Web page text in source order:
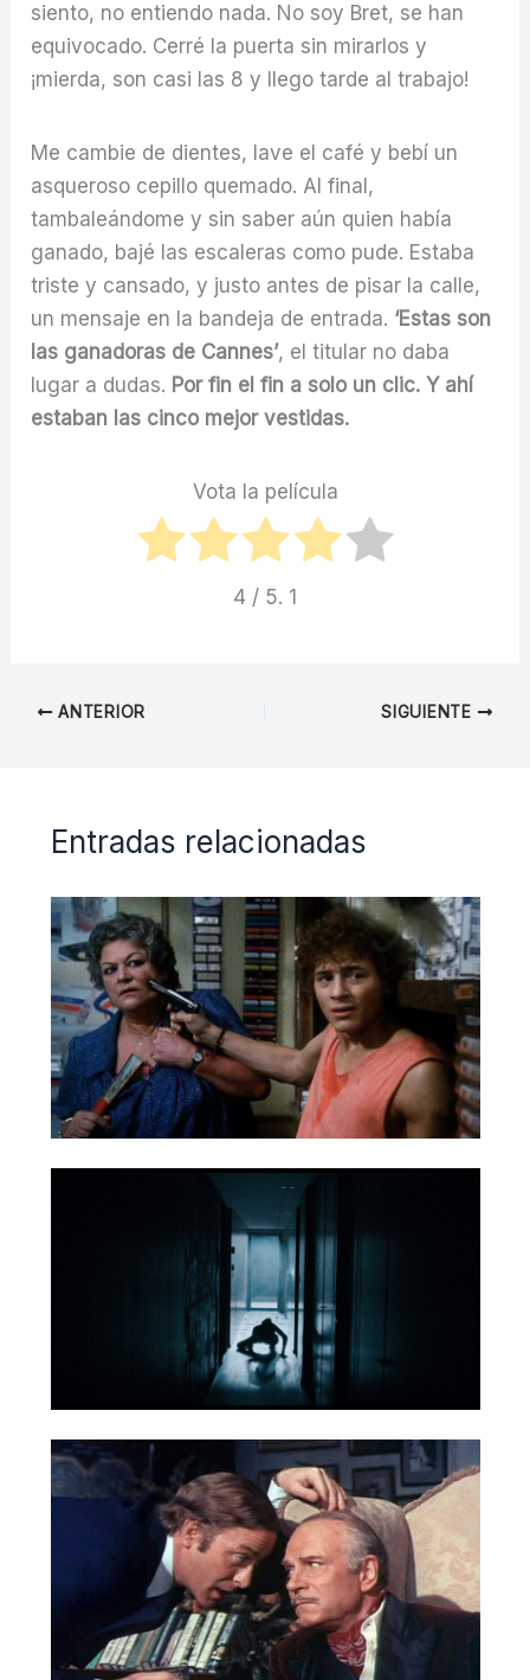
siento, no entiendo nada. No soy Bret, se han
equivocado. Cerré la puerta sin mirarlos y
¡mierda, son casi las 8 y llego tarde al trabajo!
Me cambie de dientes, lave el café y bebí un
asqueroso cepillo quemado. Al final,
tambaleándome y sin saber aún quien había
ganado, bajé las escaleras como pude. Estaba
triste y cansado, y justo antes de pisar la calle,
un mensaje en la bandeja de entrada. ‘Estas son
las ganadoras de Cannes’, el titular no daba
lugar a dudas. Por fin el fin a solo un clic. Y ahí
estaban las cinco mejor vestidas.
Vota la película
4 / 5. 1
ANTERIOR SIGUIENTE
Entradas relacionadas